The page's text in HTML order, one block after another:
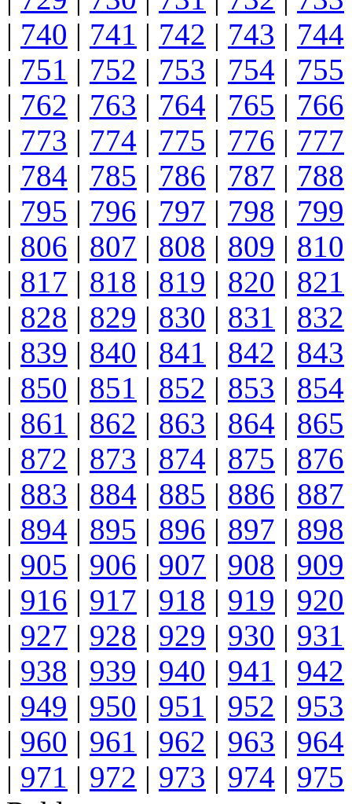
| 740 | 741 | 742 | 743 | 744
| 751 | 752 | 753 | 754 | 755
| 762 | 763 | 764 | 765 | 766
| 773 | 774 | 775 | 776 | 777
| 784 | 785 | 786 | 787 | 788
| 795 | 796 | 797 | 798 | 799
| 806 | 807 | 808 | 809 | 810
| 817 | 818 | 819 | 820 | 821
| 828 | 829 | 830 | 831 | 832
| 839 | 840 | 841 | 842 | 843
| 850 | 851 | 852 | 853 | 854
| 861 | 862 | 863 | 864 | 865
| 872 | 873 | 874 | 875 | 876
| 883 | 884 | 885 | 886 | 887
| 894 | 895 | 896 | 897 | 898
| 905 | 906 | 907 | 908 | 909
| 916 | 917 | 918 | 919 | 920
| 927 | 928 | 929 | 930 | 931
| 938 | 939 | 940 | 941 | 942
| 949 | 950 | 951 | 952 | 953
| 960 | 961 | 962 | 963 | 964
| 971 | 972 | 973 | 974 | 975